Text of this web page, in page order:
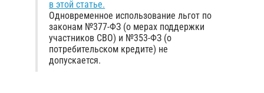
в этой статье.
Одновременное использование льгот по
законам №377-ФЗ (о мерах поддержки
участников СВО) и №353-ФЗ (о
потребительском кредите) не
допускается.